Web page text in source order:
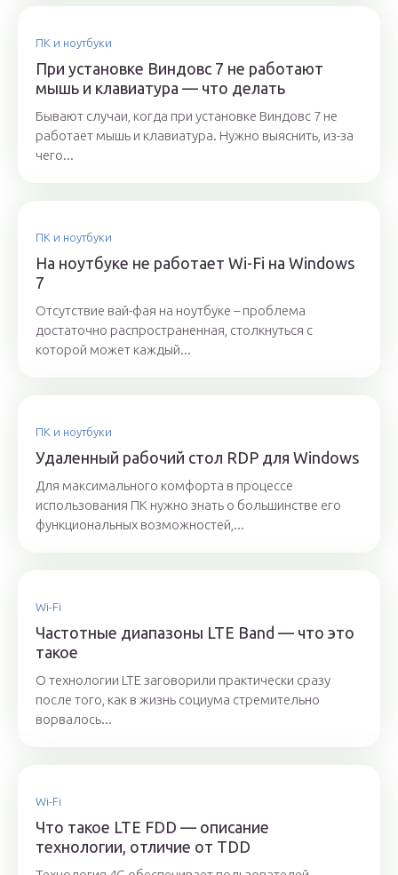
ПК и ноутбуки
При установке Виндовс 7 не работают
мышь и клавиатура — что делать
Бывают случаи, когда при установке Виндовс 7 не
работает мышь и клавиатура. Нужно выяснить, из-за
чего...
ПК и ноутбуки
На ноутбуке не работает Wi-Fi на Windows
7
Отсутствие вай-фая на ноутбуке – проблема
достаточно распространенная, столкнуться с
которой может каждый...
ПК и ноутбуки
Удаленный рабочий стол RDP для Windows
Для максимального комфорта в процессе
использования ПК нужно знать о большинстве его
функциональных возможностей,...
Wi-Fi
Частотные диапазоны LTE Band — что это
такое
О технологии LTE заговорили практически сразу
после того, как в жизнь социума стремительно
ворвалось...
Wi-Fi
Что такое LTE FDD — описание
технологии, отличие от TDD